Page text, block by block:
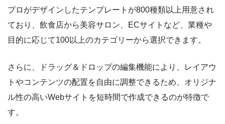
プロがデザインしたテンプレートが800種類以上用意され
ており、飲食店から美容サロン、ECサイトなど、業種や
目的に応じて100以上のカテゴリーから選択できます。
さらに、ドラッグ＆ドロップの編集機能により、レイアウ
トやコンテンツの配置を自由に調整できるため、オリジナ
ル性の高いWebサイトを短時間で作成できるのが特徴で
す。